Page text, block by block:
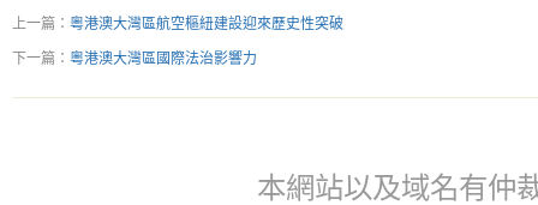
上一篇： 粵港澳大灣區航空樞紐建設迎來歷史性突破
下一篇： 粵港澳大灣區國際法治影響力
本網站以及域名有仲